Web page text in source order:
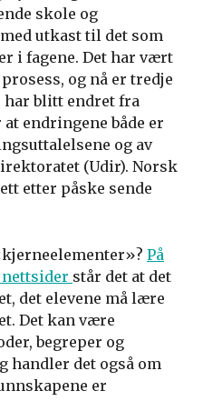
skole og
utkast til det som
i fagene. Det har vært
og nå er tredje
har blitt endret fra
endringene både er
og av
(Udir). Norsk
etter påske sende
På
står det at det
det elevene må lære
Det kan være
begreper og
handler det også om
er